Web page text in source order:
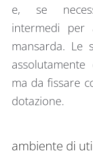
e, se
intermedi per
mansarda. Le
ma da fissare
dotazione.
ambiente di